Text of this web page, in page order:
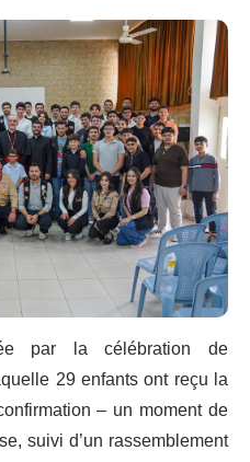
par la célébration de
29 enfants ont reçu la
– un moment de
suivi d’un rassemblement